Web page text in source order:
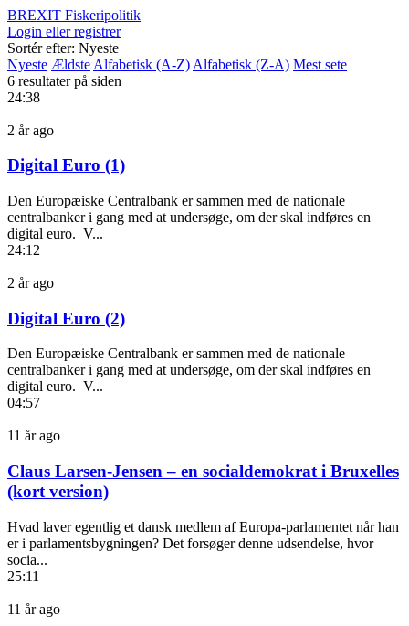
BREXIT Fiskeripolitik
Login eller registrer
Sortér efter: Nyeste
Nyeste Ældste Alfabetisk (A-Z) Alfabetisk (Z-A) Mest sete
6 resultater på siden
24:38
2 år ago
Digital Euro (1)
Den Europæiske Centralbank er sammen med de nationale
centralbanker i gang med at undersøge, om der skal indføres en
digital euro. V...
24:12
2 år ago
Digital Euro (2)
Den Europæiske Centralbank er sammen med de nationale
centralbanker i gang med at undersøge, om der skal indføres en
digital euro. V...
04:57
11 år ago
Claus Larsen-Jensen – en socialdemokrat i Bruxelles
(kort version)
Hvad laver egentlig et dansk medlem af Europa-parlamentet når han
er i parlamentsbygningen? Det forsøger denne udsendelse, hvor
socia...
25:11
11 år ago